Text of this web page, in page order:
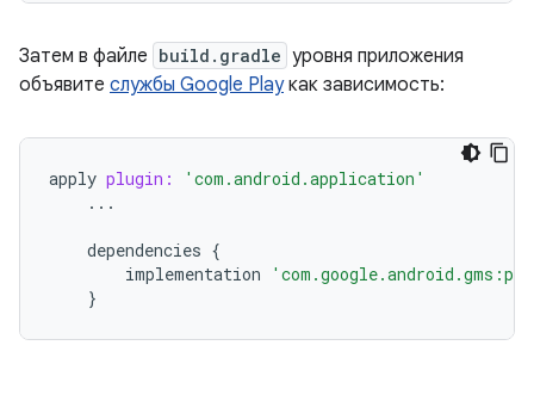
Затем в файле build.gradle уровня приложения
объявите службы Google Playкак зависимость:
apply plugin:
'com.android.application'
...
dependencies {
implementation
}